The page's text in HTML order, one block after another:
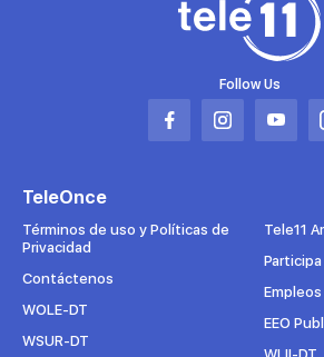
Follow Us
Abrir
pestaña
Abrir
pestaña
Abrir
TeleOnce
Términos de uso y Políticas de
Privacidad
Contáctenos
WOLE-DT
WSUR-DT
Tele11
Participa
Empleos
EEO